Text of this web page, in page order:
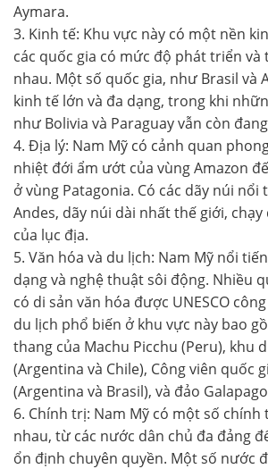
Aymara.
3. Kinh tế: Khu vực này có một nền
các quốc gia có mức độ phát triển và
nhau. Một số quốc gia, như Brasil và
kinh tế lớn và đa dạng, trong khi
như Bolivia và Paraguay vẫn còn
4. Địa lý: Nam Mỹ có cảnh quan
nhiệt đới ẩm ướt của vùng Amazon
ở vùng Patagonia. Có các dãy núi nổi
Andes, dãy núi dài nhất thế giới,
của lục địa.
5. Văn hóa và du lịch: Nam Mỹ nổi
dạng và nghệ thuật sôi động. Nhiều
có di sản văn hóa được UNESCO
du lịch phổ biến ở khu vực này bao
thang của Machu Picchu (Peru), khu
(Argentina và Chile), Công viên quốc
(Argentina và Brasil), và đảo
6. Chính trị: Nam Mỹ có một số
nhau, từ các nước dân chủ đa đảng
ổn định chuyên quyền. Một số nước